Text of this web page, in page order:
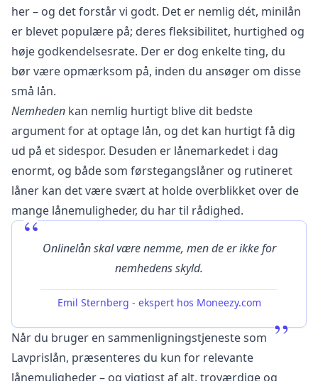
her – og det forstår vi godt. Det er nemlig dét, minilån
er blevet populære på; deres fleksibilitet, hurtighed og
høje godkendelsesrate. Der er dog enkelte ting, du
bør være opmærksom på, inden du ansøger om disse
små lån.
Nemheden kan nemlig hurtigt blive dit bedste
argument for at optage lån, og det kan hurtigt få dig
ud på et sidespor. Desuden er lånemarkedet i dag
enormt, og både som førstegangslåner og rutineret
låner kan det være svært at holde overblikket over de
mange lånemuligheder, du har til rådighed.
“ Onlinelån skal være nemme, men de er ikke for
nemhedens skyld.
Emil Sternberg - ekspert hos Moneezy.com
”
Når du bruger en sammenligningstjeneste som
Lavprislån, præsenteres du kun for relevante
lånemuligheder – og vigtigst af alt, troværdige og